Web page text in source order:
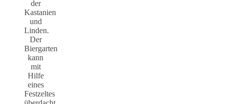
der
Kastanien
und
Linden.
Der
Biergarten
kann
mit
Hilfe
eines
Festzeltes